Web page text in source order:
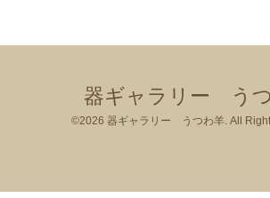
器ギャラリー う
©2026 器ギャラリー うつわ羊. All